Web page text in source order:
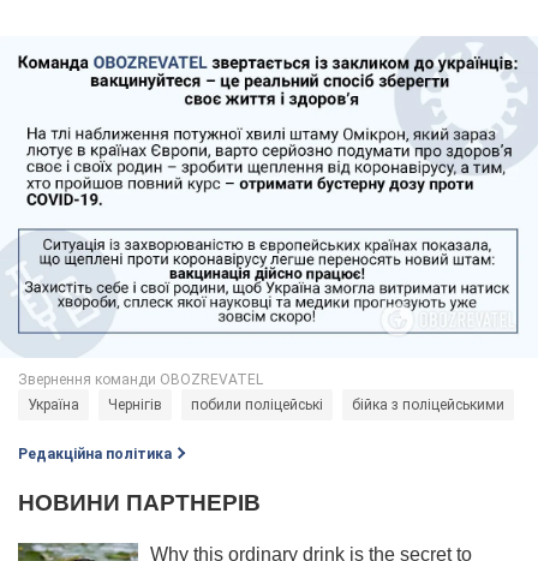
Україна Чернігів побили поліцейські бійка з поліцейськими
Редакційна політика